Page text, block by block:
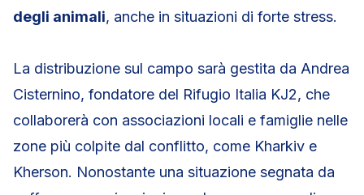
degli animali, anche in situazioni di forte stress.
La distribuzione sul campo sarà gestita da Andrea
Cisternino, fondatore del Rifugio Italia KJ2, che
collaborerà con associazioni locali e famiglie nelle
zone più colpite dal conflitto, come Kharkiv e
Kherson. Nonostante una situazione segnata da